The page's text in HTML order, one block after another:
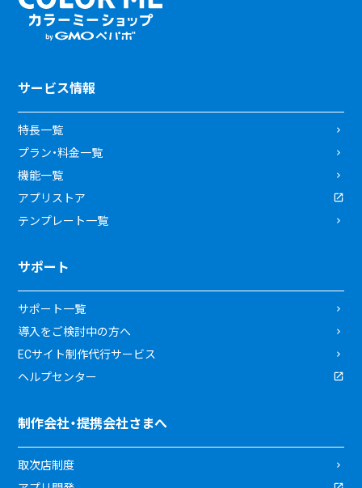
サービス情報
特長一覧
プラン・料金一覧
機能一覧
アプリストア
テンプレート一覧
サポート
サポート一覧
導入をご検討中の方へ
ECサイト制作代行サービス
ヘルプセンター
制作会社・提携会社さまへ
取次店制度